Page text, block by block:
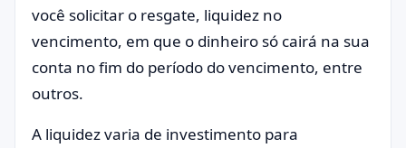
você solicitar o resgate, liquidez no
vencimento, em que o dinheiro só cairá na sua
conta no fim do período do vencimento, entre
outros.
A liquidez varia de investimento para